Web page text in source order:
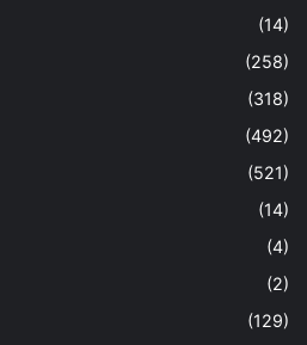
(14)
(258)
(318)
(492)
(521)
(14)
(4)
(2)
(129)